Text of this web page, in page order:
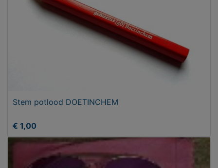
Stem potlood DOETINCHEM
€ 1,00